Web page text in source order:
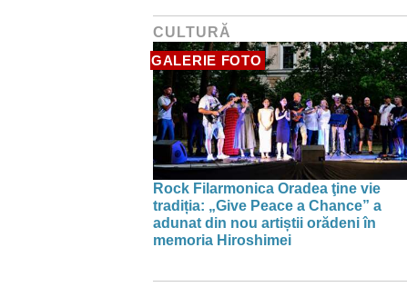
CULTURĂ
GALERIE FOTO
Rock Filarmonica Oradea ţine vie
tradiția: „Give Peace a Chance” a
adunat din nou artiștii orădeni în
memoria Hiroshimei